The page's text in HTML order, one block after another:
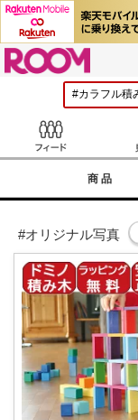
商品
#オリジナル写真